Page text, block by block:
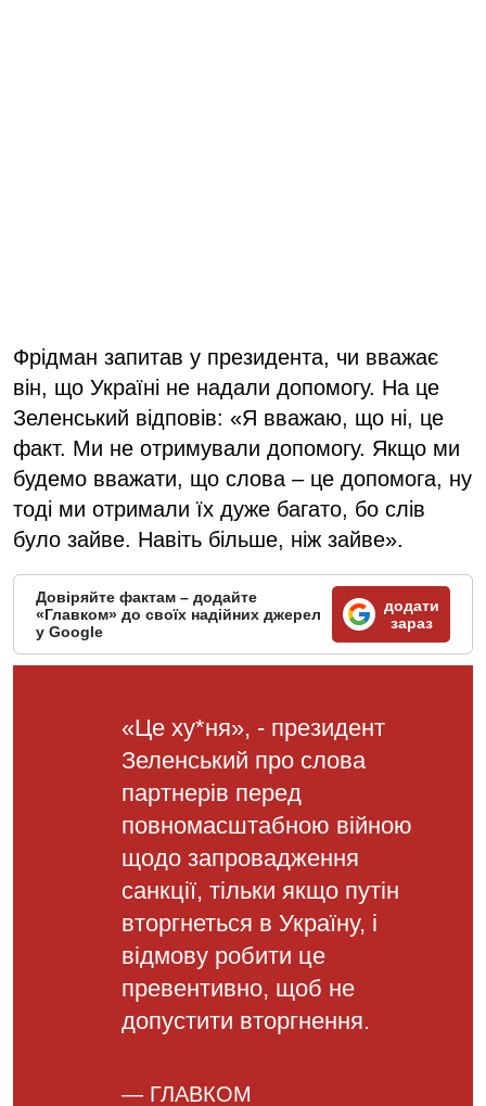
Фрідман запитав у президента, чи вважає
він, що Україні не надали допомогу. На це
Зеленський відповів: «Я вважаю, що ні, це
факт. Ми не отримували допомогу. Якщо ми
будемо вважати, що слова – це допомога, ну
тоді ми отримали їх дуже багато, бо слів
було зайве. Навіть більше, ніж зайве».
Довіряйте фактам – додайте
«Главком» до своїх надійних джерел
у Google
додати
зараз
«Це ху*ня», - президент
Зеленський про слова
партнерів перед
повномасштабною війною
щодо запровадження
санкції, тільки якщо путін
вторгнеться в Україну, і
відмову робити це
превентивно, щоб не
допустити вторгнення.
— ГЛАВКОМ